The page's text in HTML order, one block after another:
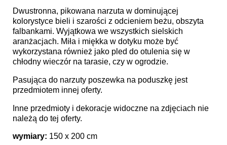
Dwustronna, pikowana narzuta w dominującej
kolorystyce bieli i szarości z odcieniem beżu, obszyta
falbankami. Wyjątkowa we wszystkich sielskich
aranżacjach. Miła i miękka w dotyku może być
wykorzystana również jako pled do otulenia się w
chłodny wieczór na tarasie, czy w ogrodzie.
Pasująca do narzuty poszewka na poduszkę jest
przedmiotem innej oferty.
Inne przedmioty i dekoracje widoczne na zdjęciach nie
należą do tej oferty.
wymiary: 150 x 200 cm